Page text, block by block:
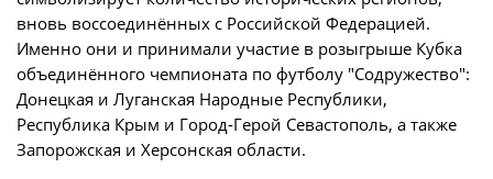
Турнирные таблицы
Статистика
Команды
Игроки
Дисквалификации
Комитеты
Спортивный комитет
Инспекторско-судейский комитет
Контрольно-дисциплинарный комитет
вновь воссоединённых с Российской Федерацией.
Именно они и принимали участие в розыгрыше Кубка
объединённого чемпионата по футболу "Содружество":
Донецкая и Луганская Народные Республики,
Республика Крым и Город-Герой Севастополь, а также
Запорожская и Херсонская области.